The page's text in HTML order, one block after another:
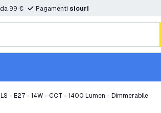
da 99 € Pagamenti sicuri
- E27 - 14W - CCT - 1400 Lumen - Dimmerabile